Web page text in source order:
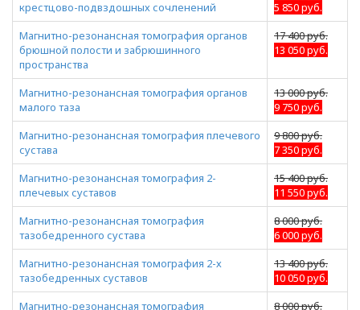
крестцово-подвздошных сочленений
5 850 руб.
Магнитно-резонансная томография органов
брюшной полости и забрюшинного
пространства
17 400 руб.
13 050 руб.
Магнитно-резонансная томография органов
малого таза
13 000 руб.
9 750 руб.
Магнитно-резонансная томография плечевого
сустава
9 800 руб.
7 350 руб.
Магнитно-резонансная томография 2-
плечевых суставов
15 400 руб.
11 550 руб.
Магнитно-резонансная томография
тазобедренного сустава
8 000 руб.
6 000 руб.
Магнитно-резонансная томография 2-х
тазобедренных суставов
13 400 руб.
10 050 руб.
Магнитно-резонансная томография
8 000 руб.